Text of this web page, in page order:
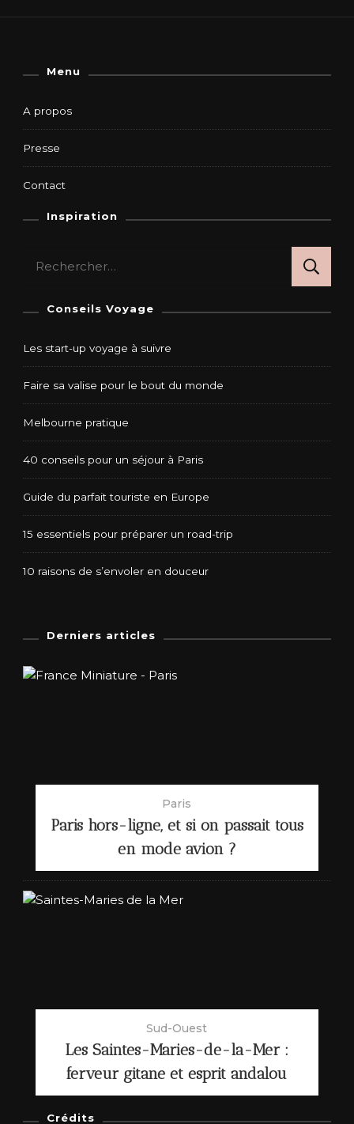
Menu
A propos
Presse
Contact
Inspiration
Conseils Voyage
Les start-up voyage à suivre
Faire sa valise pour le bout du monde
Melbourne pratique
40 conseils pour un séjour à Paris
Guide du parfait touriste en Europe
15 essentiels pour préparer un road-trip
10 raisons de s’envoler en douceur
Derniers articles
Paris
Paris hors-ligne, et si on passait tous
en mode avion ?
Sud-Ouest
Les Saintes-Maries-de-la-Mer :
ferveur gitane et esprit andalou
Crédits